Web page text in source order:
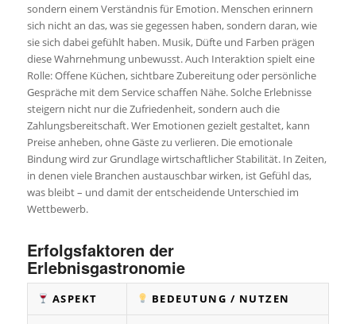
sondern einem Verständnis für Emotion. Menschen erinnern
sich nicht an das, was sie gegessen haben, sondern daran, wie
sie sich dabei gefühlt haben. Musik, Düfte und Farben prägen
diese Wahrnehmung unbewusst. Auch Interaktion spielt eine
Rolle: Offene Küchen, sichtbare Zubereitung oder persönliche
Gespräche mit dem Service schaffen Nähe. Solche Erlebnisse
steigern nicht nur die Zufriedenheit, sondern auch die
Zahlungsbereitschaft. Wer Emotionen gezielt gestaltet, kann
Preise anheben, ohne Gäste zu verlieren. Die emotionale
Bindung wird zur Grundlage wirtschaftlicher Stabilität. In Zeiten,
in denen viele Branchen austauschbar wirken, ist Gefühl das,
was bleibt – und damit der entscheidende Unterschied im
Wettbewerb.
Erfolgsfaktoren der
Erlebnisgastronomie
ASPEKT BEDEUTUNG / NUTZEN